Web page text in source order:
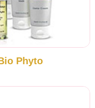
Phyto